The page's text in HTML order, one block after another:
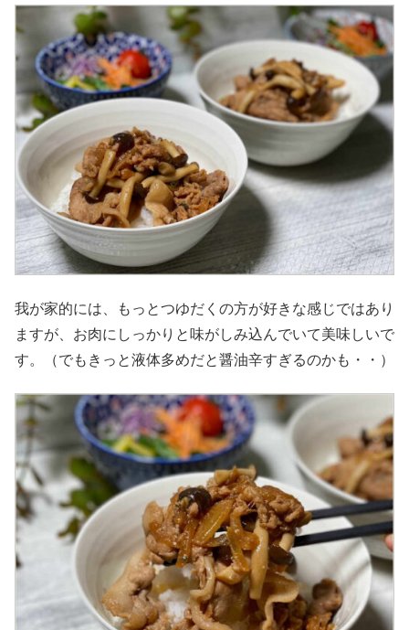
我が家的には、もっとつゆだくの方が好きな感じではあり
ますが、お肉にしっかりと味がしみ込んでいて美味しいで
す。（でもきっと液体多めだと醤油辛すぎるのかも・・）